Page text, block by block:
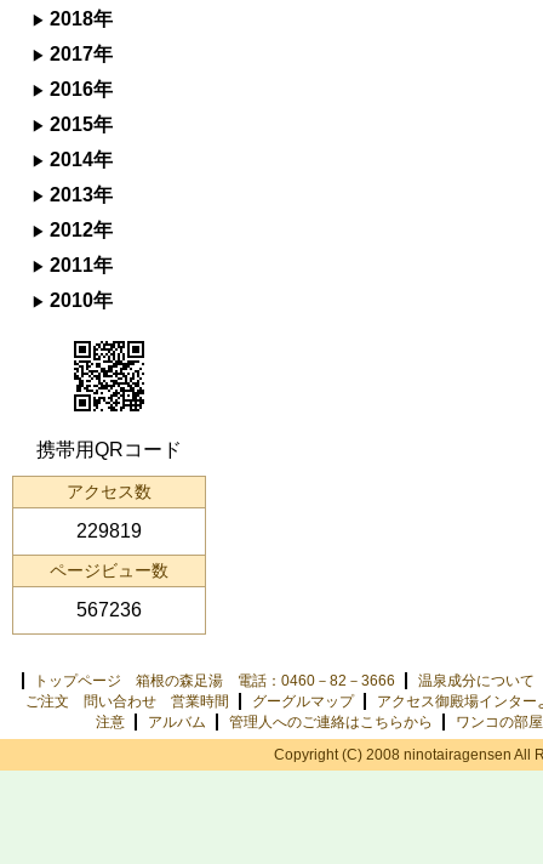
2018年
2017年
2016年
2015年
2014年
2013年
2012年
2011年
2010年
携帯用QRコード
アクセス数
229819
ページビュー数
567236
トップページ 箱根の森足湯 電話：0460－82－3666
温泉成分について
ご注文 問い合わせ 営業時間
グーグルマップ
アクセス御殿場インター
注意
アルバム 管理人へのご連絡はこちらから
ワンコの部屋
Copyright (C) 2008 ninotairagensen All